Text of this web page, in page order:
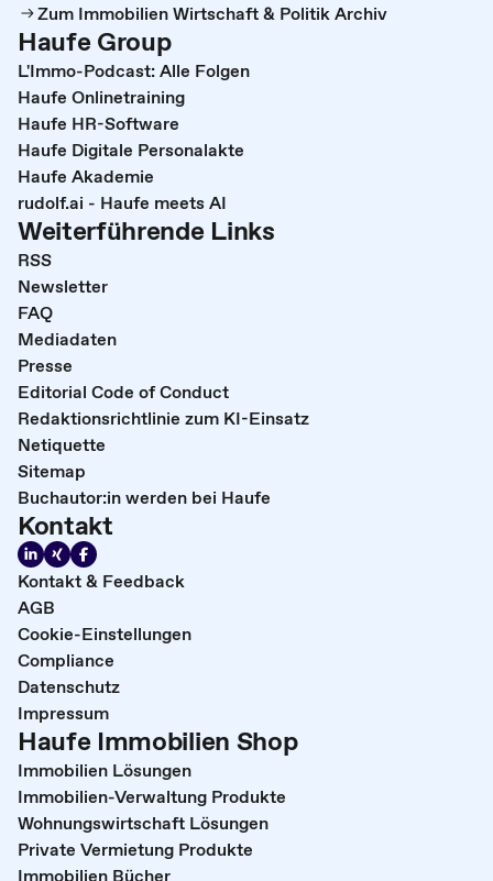
Zum Immobilien Wirtschaft & Politik Archiv
Haufe Group
L'Immo-Podcast: Alle Folgen
Haufe Onlinetraining
Haufe HR-Software
Haufe Digitale Personalakte
Haufe Akademie
rudolf.ai - Haufe meets AI
Weiterführende Links
RSS
Newsletter
FAQ
Mediadaten
Presse
Editorial Code of Conduct
Redaktionsrichtlinie zum KI-Einsatz
Netiquette
Sitemap
Buchautor:in werden bei Haufe
Kontakt
Kontakt & Feedback
AGB
Cookie-Einstellungen
Compliance
Datenschutz
Impressum
Haufe Immobilien Shop
Immobilien Lösungen
Immobilien-Verwaltung Produkte
Wohnungswirtschaft Lösungen
Private Vermietung Produkte
Immobilien Bücher